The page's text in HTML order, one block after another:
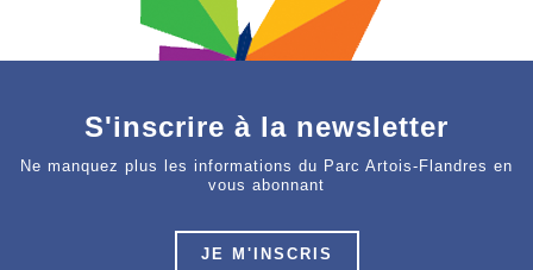
S'inscrire à la newsletter
Ne manquez plus les informations du Parc Artois-Flandres en
vous abonnant
JE M'INSCRIS